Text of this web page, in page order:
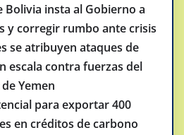
Bolivia insta al Gobierno a
y corregir rumbo ante crisis
se atribuyen ataques de
escala contra fuerzas del
Yemen
para exportar 400
en créditos de carbono